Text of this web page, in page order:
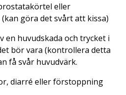
eller
göra det svårt att kissa)
en huvudskada och trycket i
bör vara (kontrollera detta
få svår huvudvärk.
diarré eller förstoppning